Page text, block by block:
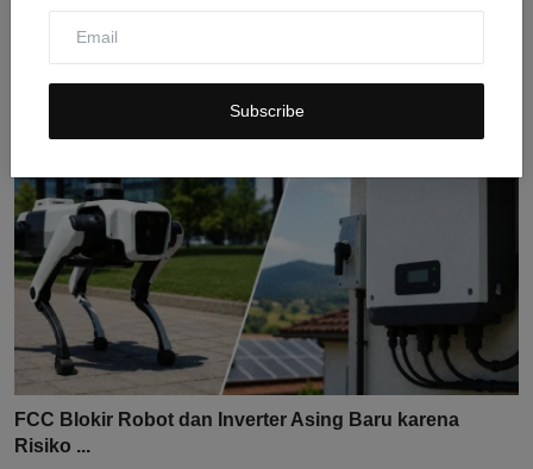
Subscribe
Jul 30, 2026 0
FCC Blokir Robot dan Inverter Asing Baru karena
Risiko ...